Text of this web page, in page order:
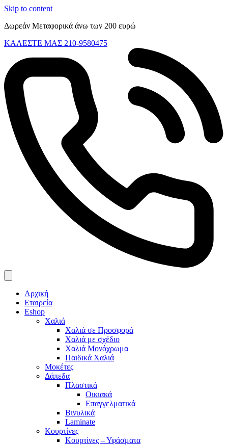
Skip to content
Δωρεάν Μεταφορικά άνω των 200 ευρώ
ΚΑΛΕΣΤΕ ΜΑΣ 210-9580475
Αρχική
Εταιρεία
Eshop
Χαλιά
Χαλιά σε Προσφορά
Χαλιά με σχέδιο
Χαλιά Μονόχρωμα
Παιδικά Χαλιά
Μοκέτες
Δάπεδα
Πλαστικά
Οικιακά
Επαγγελματικά
Βινυλικά
Laminate
Κουρτίνες
Κουρτίνες – Υφάσματα